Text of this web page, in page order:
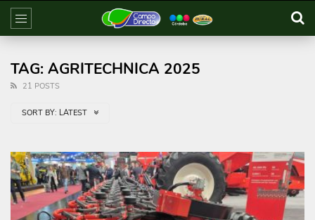
TAG: AGRITECHNICA 2025
21 POSTS
SORT BY: LATEST